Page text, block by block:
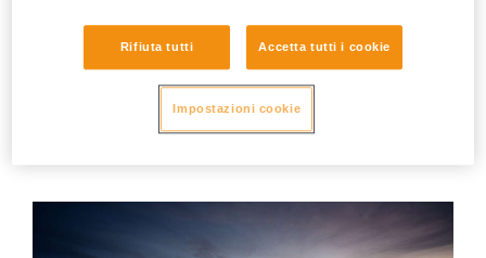
più famosi, per la sua grande varietà di paesaggi e per le
numerose opportunità di scoperta e divertimento garantite a
chiunque voglia cimentarvisi. Spesso percorso in tratti
selezionati, l’Appalachian Trail offre infinite possibilità per gli
amanti dei bivacchi, per chi ama i trail a lunga distanza e per
gli escursionisti più avventurosi che non temono di affrontare
Rifiuta tutti Accetta tutti i cookie
Impostazioni cookie